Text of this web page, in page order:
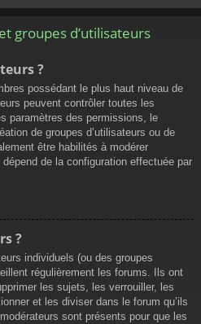
groupes d’utilisateurs
?
possédant le plus haut niveau de
peuvent contrôler toutes les
paramètres des permissions, le
de groupes d’utilisateurs ou de
être habilités à modérer
dépend de la configuration effectuée par
?
individuels (ou des groupes
régulièrement les forums. Ils ont
les sujets, les verrouiller, les
et les diviser dans le forum qu’ils
sont présents pour que les